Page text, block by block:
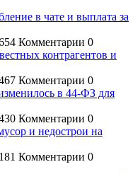
в чате и выплата за
Комментарии 0
контрагентов и
Комментарии 0
в 44-ФЗ для
Комментарии 0
и недострои на
181 Комментарии 0